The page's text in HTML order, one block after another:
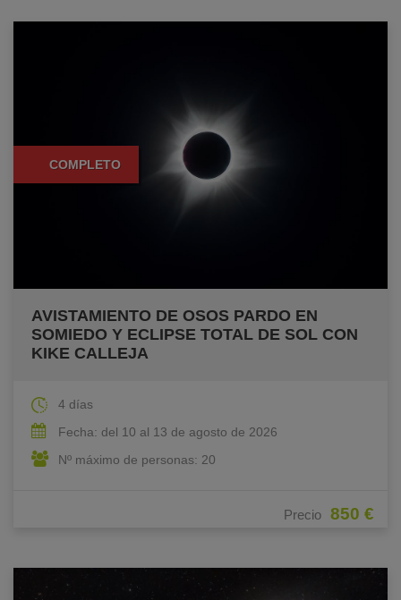
COMPLETO
AVISTAMIENTO DE OSOS PARDO EN
SOMIEDO Y ECLIPSE TOTAL DE SOL CON
KIKE CALLEJA
Precio 850 €
4 días
Fecha: del 10 al 13 de agosto de 2026
Nº máximo de personas: 20